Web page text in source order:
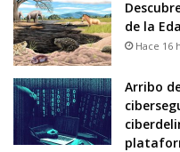
de la
Hace 16
Arribo